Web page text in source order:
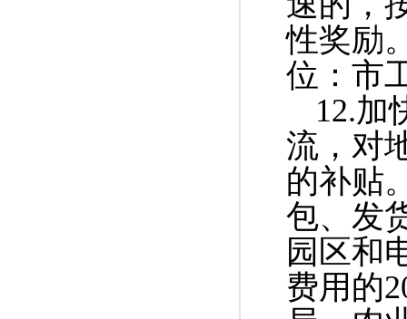
性奖励
位：市
12.加
流，对
的补贴
包、发
园区和
费用的